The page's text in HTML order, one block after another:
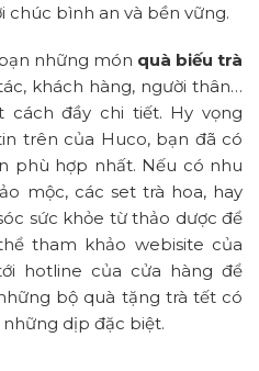
chúc bình an và bền vững.
những món quà biếu trà
khách hàng, người thân…
đầy chi tiết. Hy vọng
trên của Huco, bạn đã có
phù hợp nhất. Nếu có nhu
mộc, các set trà hoa, hay
sức khỏe từ thảo dược để
tham khảo webisite của
hotline của cửa hàng để
bộ quà tặng trà tết có
dịp đặc biệt.